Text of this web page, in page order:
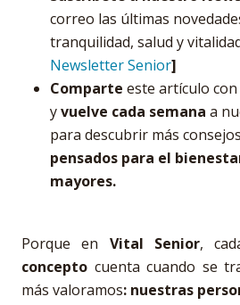
correo las últimas
tranquilidad, salud y
Newsletter Senior]
Comparte este artículo
yvuelve cada semana a
para descubrir más
pensados para el
mayores.
Porque en Vital Senior,
concepto cuenta cuando se
más valoramos: nuestras